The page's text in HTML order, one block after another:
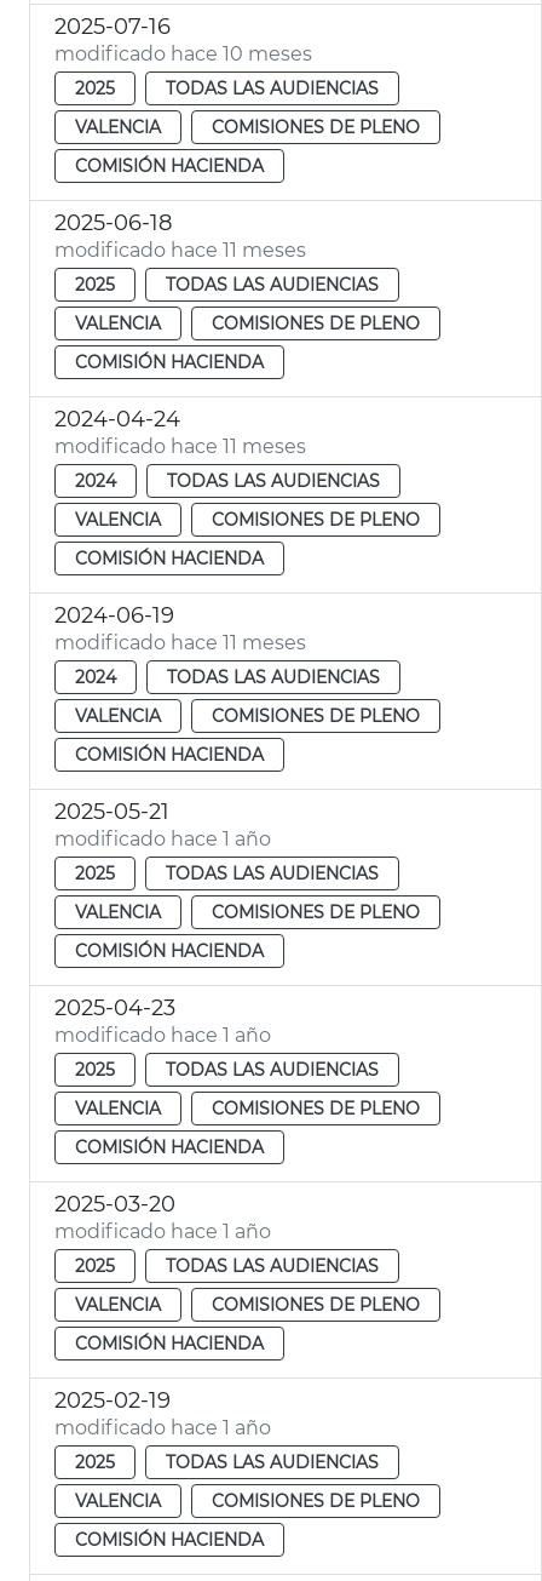
2025-07-16
modificado hace 10 meses
2025
TODAS LAS AUDIENCIAS
VALENCIA
COMISIONES DE PLENO
COMISIÓN HACIENDA
2025-06-18
modificado hace 11 meses
2025
TODAS LAS AUDIENCIAS
VALENCIA
COMISIONES DE PLENO
COMISIÓN HACIENDA
2024-04-24
modificado hace 11 meses
2024
TODAS LAS AUDIENCIAS
VALENCIA
COMISIONES DE PLENO
COMISIÓN HACIENDA
2024-06-19
modificado hace 11 meses
2024
TODAS LAS AUDIENCIAS
VALENCIA
COMISIONES DE PLENO
COMISIÓN HACIENDA
2025-05-21
modificado hace 1 año
2025
TODAS LAS AUDIENCIAS
VALENCIA
COMISIONES DE PLENO
COMISIÓN HACIENDA
2025-04-23
modificado hace 1 año
2025
TODAS LAS AUDIENCIAS
VALENCIA
COMISIONES DE PLENO
COMISIÓN HACIENDA
2025-03-20
modificado hace 1 año
2025
TODAS LAS AUDIENCIAS
VALENCIA
COMISIONES DE PLENO
COMISIÓN HACIENDA
2025-02-19
modificado hace 1 año
2025
TODAS LAS AUDIENCIAS
VALENCIA
COMISIONES DE PLENO
COMISIÓN HACIENDA